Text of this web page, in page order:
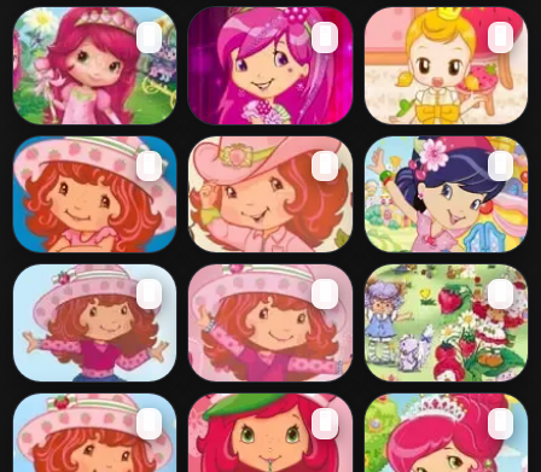
Girls Shopping
Fun
Estilo
Moranguinho
A Jovem
Moranguinho
New
Moranguinho
Number
Super Stylish
Raspberry Torte
Quarto da
Moranguinho
Frutitas Big Country Fun Berry Bitty
Ballet Cherry
Jam
Moranguinho
Passos de dança
Dança de
Moranguinho
Turma da
Moranguinho
Puzzle